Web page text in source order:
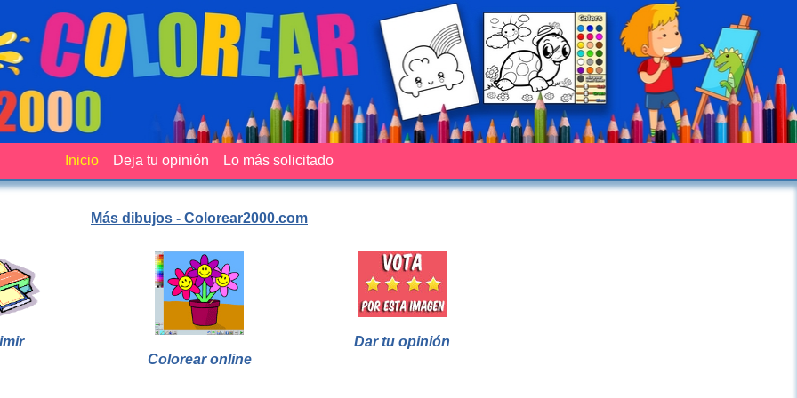
Inicio Deja tu opinión Lo más solicitado
Más dibujos - Colorear2000.com
Colorear online
Dar tu opinión